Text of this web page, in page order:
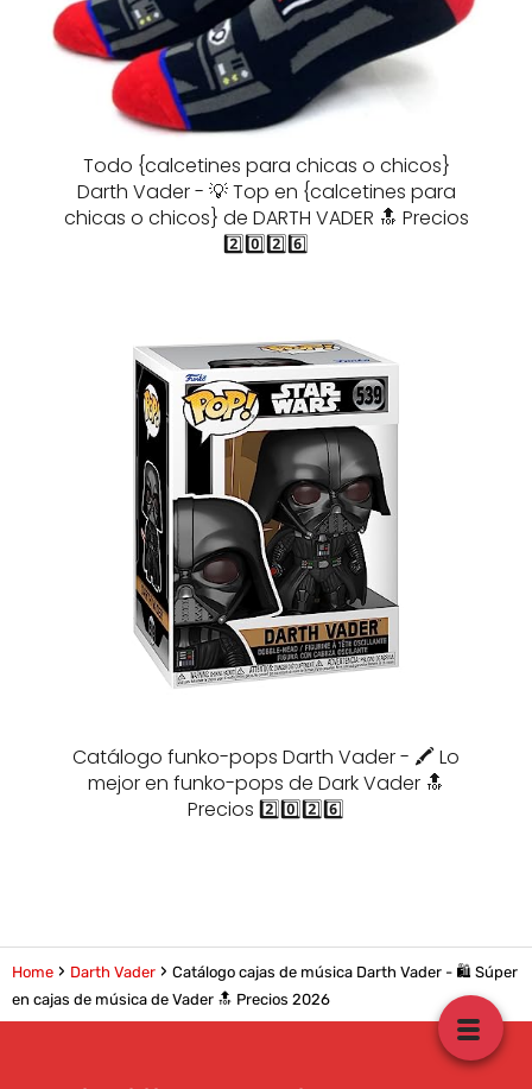
Todo {calcetines para chicas o chicos}
Darth Vader - 💡 Top en {calcetines para
chicas o chicos} de DARTH VADER 🔝 Precios
2️⃣0️⃣2️⃣6️⃣
Catálogo funko-pops Darth Vader - 🖍️ Lo
mejor en funko-pops de Dark Vader 🔝
Precios 2️⃣0️⃣2️⃣6️⃣
Home Darth Vader
Catálogo cajas de música Darth Vader - 🛍️ Súper
en cajas de música de Vader 🔝 Precios 2026